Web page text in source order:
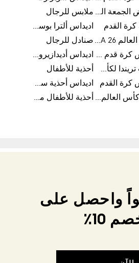
عروض الجمعة البيضاء للسيدات ملابس للرجال
كرة القدم
اديداس ألترا بوست
كأس العالم FIFA 26™ صنادل للرجال
ملابس كرة قدم للاطفال
اديداس أديدازيرو معدات الجري
كرات تريندا لكأس العالم FIFA 26™
أحذية للأطفال
كرة القدم
اديداس أحذية سوبرنوفا للرجال
فرق كأس العالم FIFA 26™ أحذية للأطفال من 8 إلى 16 سنة
واحصل على
10٪